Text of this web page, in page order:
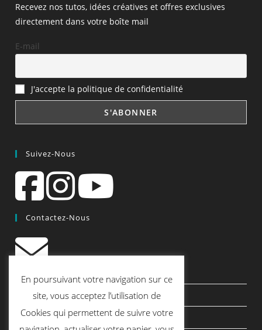
Recevez nos tutos, idées créatives et offres exclusives
directement dans votre boîte mail
E-mail
J'accepte la politique de confidentialité
Suivez-Nous
Contactez-Nous
contact@quiscrap.fr
Les Fiches Techniques et les Tutos
Le Blog
En poursuivant votre navigation sur ce
site, vous acceptez l’utilisation de
Cookies qui permettent de suivre votre